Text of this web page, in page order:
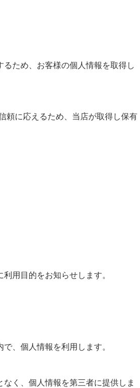
ため、お客様の個人情報を取得し
頼に応えるため、当店が取得し保有
用目的をお知らせします。
、個人情報を利用します。
く、個人情報を第三者に提供しま